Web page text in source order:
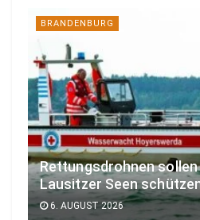
BRANDENBURG
Rettungsdrohnen
Lausitzer Seen
6. AUGUST 2026